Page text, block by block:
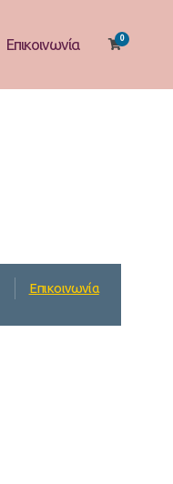
Επικοινωνία 0
Επικοινωνία